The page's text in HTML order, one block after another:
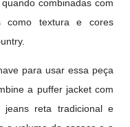
quando combinadas com
como textura e cores
para usar essa peça
a puffer jacket com
jeans reta tradicional e